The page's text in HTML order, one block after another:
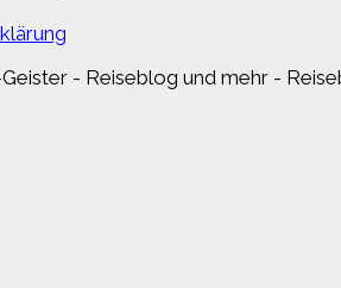
- Reiseblog und mehr -